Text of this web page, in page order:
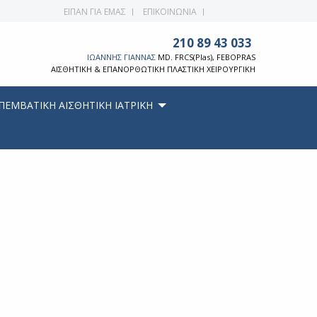
ΕΙΠΑΝ ΓΙΑ ΕΜΑΣ ΕΠΙΚΟΙΝΩΝΙΑ
210 89 43 033
ΙΩΑΝΝΗΣ ΓΙΑΝΝΑΣ MD. FRCS(Plas), FEBOPRAS
ΑΙΣΘΗΤΙΚΗ & ΕΠΑΝΟΡΘΩΤΙΚΗ ΠΛΑΣΤΙΚΗ ΧΕΙΡΟΥΡΓΙΚΗ
ΑΙΣΘΗΤΙΚΗ ΙΑΤΡΙΚΗ